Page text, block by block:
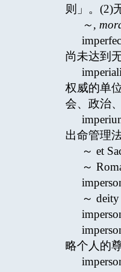
则」。(2)
～,
尚未达到
权威的单
会、政治
出命管理
～ et
～
～
略个人的